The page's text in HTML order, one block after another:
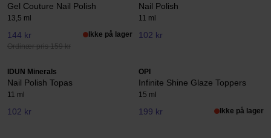
Gel Couture Nail Polish
13,5 ml
144 kr
Ordinær pris 159 kr
Ikke på lager
Nail Polish
11 ml
102 kr
IDUN Minerals
Nail Polish Topas
11 ml
102 kr
OPI
Infinite Shine Glaze Toppers
15 ml
199 kr Ikke på lager